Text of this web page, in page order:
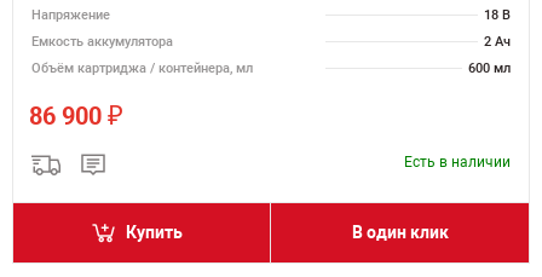
Напряжение
18 В
Емкость аккумулятора
2 Ач
Объём картриджа / контейнера, мл
600 мл
86 900 ₽
Есть в наличии
Купить В один клик